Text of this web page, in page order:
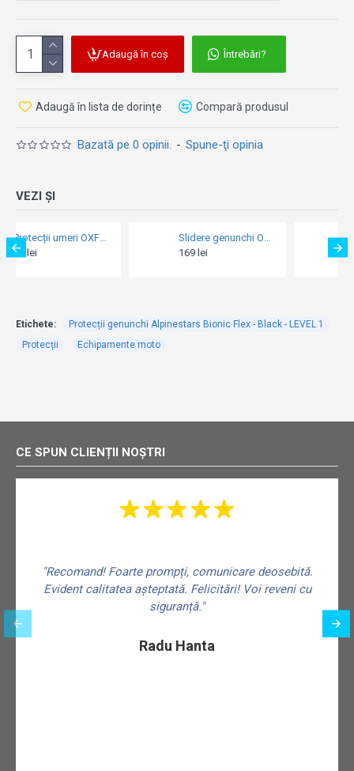
e foarte perforate și securizat pe exterior, pentru
respirabilitate și ventilație excelente.
pentru acoperire suplimentară.
Panou frontal din material rezistent la abraziune,
pentru o durabilitate sporită.
Bazată pe 0 opinii. - Spune-ţi opinia
Adaugă în coș Întrebări?
Adaugă în lista de dorințe Compară produsul
VEZI ȘI
Etichete:
Protecții genunchi Alpinestars Bionic Flex - Black - LEVEL 1
Protecții
Echipamente moto
CE SPUN CLIENȚII NOȘTRI
"Recomand! Foarte prompți, comunicare deosebită.
Evident calitatea așteptată. Felicitări! Voi reveni cu
siguranță."
Radu Hanta